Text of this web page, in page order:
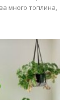
много топлина,